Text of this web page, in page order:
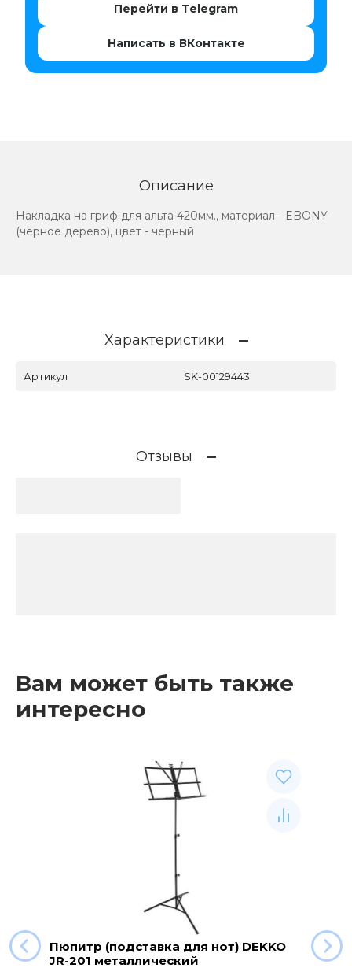
Перейти в Telegram
Написать в ВКонтакте
Описание
Накладка на гриф для альта 420мм., материал - EBONY
(чёрное дерево), цвет - чёрный
Характеристики
Артикул SK-00129443
Отзывы
Вам может быть также
интересно
Пюпитр (подставка для нот) DEKKO
JR-201 металлический